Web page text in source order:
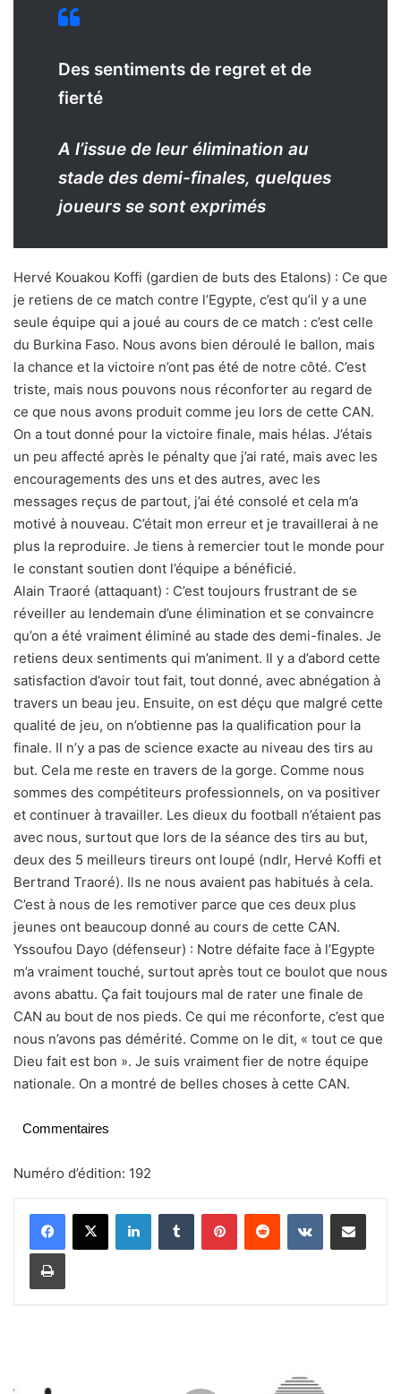
Des sentiments de regret et de
fierté
A l’issue de leur élimination au
stade des demi-finales, quelques
joueurs se sont exprimés
Hervé Kouakou Koffi (gardien de buts des Etalons) : Ce que
je retiens de ce match contre l’Egypte, c’est qu’il y a une
seule équipe qui a joué au cours de ce match : c’est celle
du Burkina Faso. Nous avons bien déroulé le ballon, mais
la chance et la victoire n’ont pas été de notre côté. C’est
triste, mais nous pouvons nous réconforter au regard de
ce que nous avons produit comme jeu lors de cette CAN.
On a tout donné pour la victoire finale, mais hélas. J’étais
un peu affecté après le pénalty que j’ai raté, mais avec les
encouragements des uns et des autres, avec les
messages reçus de partout, j’ai été consolé et cela m’a
motivé à nouveau. C’était mon erreur et je travaillerai à ne
plus la reproduire. Je tiens à remercier tout le monde pour
le constant soutien dont l’équipe a bénéficié.
Alain Traoré (attaquant) : C’est toujours frustrant de se
réveiller au lendemain d’une élimination et se convaincre
qu’on a été vraiment éliminé au stade des demi-finales. Je
retiens deux sentiments qui m’animent. Il y a d’abord cette
satisfaction d’avoir tout fait, tout donné, avec abnégation à
travers un beau jeu. Ensuite, on est déçu que malgré cette
qualité de jeu, on n’obtienne pas la qualification pour la
finale. Il n’y a pas de science exacte au niveau des tirs au
but. Cela me reste en travers de la gorge. Comme nous
sommes des compétiteurs professionnels, on va positiver
et continuer à travailler. Les dieux du football n’étaient pas
avec nous, surtout que lors de la séance des tirs au but,
deux des 5 meilleurs tireurs ont loupé (ndlr, Hervé Koffi et
Bertrand Traoré). Ils ne nous avaient pas habitués à cela.
C’est à nous de les remotiver parce que ces deux plus
jeunes ont beaucoup donné au cours de cette CAN.
Yssoufou Dayo (défenseur) : Notre défaite face à l’Egypte
m’a vraiment touché, surtout après tout ce boulot que nous
avons abattu. Ça fait toujours mal de rater une finale de
CAN au bout de nos pieds. Ce qui me réconforte, c’est que
nous n’avons pas démérité. Comme on le dit, « tout ce que
Dieu fait est bon ». Je suis vraiment fier de notre équipe
nationale. On a montré de belles choses à cette CAN.
Commentaires
Numéro d’édition: 192